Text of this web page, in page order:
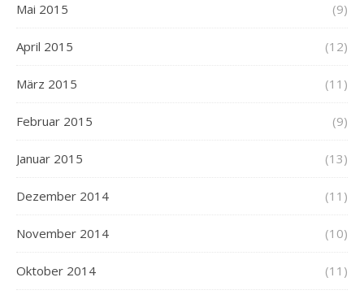
Mai 2015 (9)
April 2015 (12)
März 2015 (11)
Februar 2015 (9)
Januar 2015 (13)
Dezember 2014 (11)
November 2014 (10)
Oktober 2014 (11)